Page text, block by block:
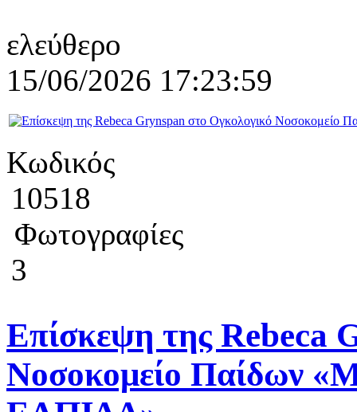
ελεύθερο
15/06/2026 17:23:59
Κωδικός
10518
Φωτογραφίες
3
Επίσκεψη της Rebeca
Νοσοκομείο Παίδων